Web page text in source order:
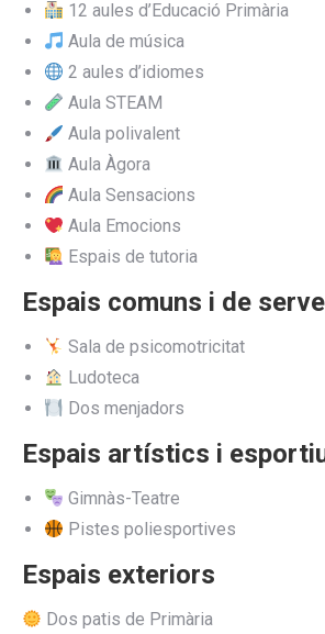
12 aules d’Educació Primària
Aula de música
2 aules d’idiomes
Aula STEAM
Aula polivalent
Aula Àgora
Aula Sensacions
Aula Emocions
Espais de tutoria
Espais comuns i de
Sala de psicomotricitat
Ludoteca
Dos menjadors
Espais artístics i
Gimnàs-Teatre
Pistes poliesportives
Espais exteriors
Dos patis de Primària